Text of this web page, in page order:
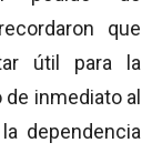
que
útil para la
inmediato al
dependencia